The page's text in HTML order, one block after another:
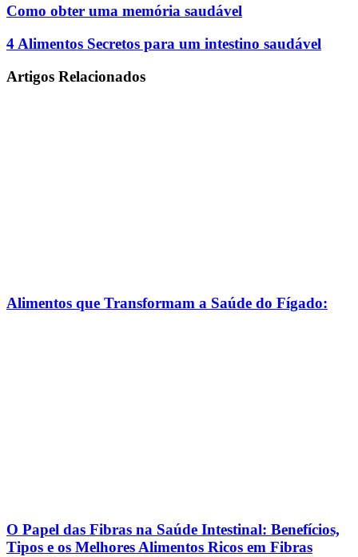
Como
uma
memória
Como obter uma memória saudável
4
Secretos
para
4 Alimentos Secretos para um intestino saudável
Artigos Relacionados
Alimentos que Transformam a Saúde do Fígado:
O Papel das Fibras na Saúde Intestinal: Benefícios,
Tipos e os Melhores Alimentos Ricos em Fibras